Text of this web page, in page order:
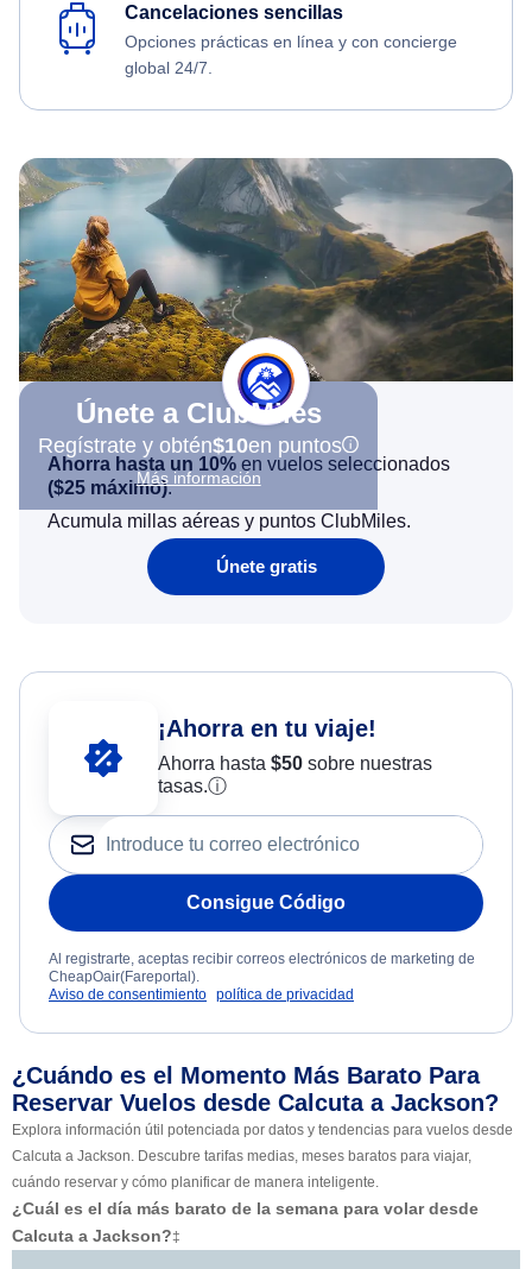
Cancelaciones sencillas
Opciones prácticas en línea y con concierge
global 24/7.
Únete a ClubMiles
Regístrate y obtén$10en puntos
Más información
Ahorra hasta un 10% en vuelos seleccionados
($25 máximo).
Acumula millas aéreas y puntos ClubMiles.
Únete gratis
¡Ahorra en tu viaje!
Ahorra hasta $50sobre nuestras
tasas.ⓘ
Consigue Código
Al registrarte, aceptas recibir correos electrónicos de marketing de
CheapOair(Fareportal).
Aviso de consentimiento política de privacidad
¿Cuándo es el Momento Más Barato Para
Reservar Vuelos desde Calcuta a Jackson?
Explora información útil potenciada por datos y tendencias para vuelos desde
Calcuta a Jackson. Descubre tarifas medias, meses baratos para viajar,
cuándo reservar y cómo planificar de manera inteligente.
¿Cuál es el día más barato de la semana para volar desde
Calcuta a Jackson?‡